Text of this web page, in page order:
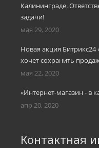
Калининграде.
задачи!
мая 29, 2020
Новая акция Битрикс24
хочет сохранить
мая 22, 2020
«Интернет-магазин - в
апр 20, 2020
Контактная